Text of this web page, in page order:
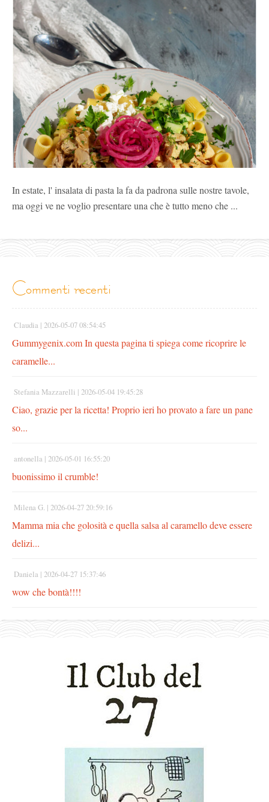
In estate, l' insalata di pasta la fa da padrona sulle nostre tavole,
ma oggi ve ne voglio presentare una che è tutto meno che ...
commenti recenti
Claudia | 2026-05-07 08:54:45
Gummygenix.com In questa pagina ti spiega come ricoprire le
caramelle...
Stefania Mazzarelli | 2026-05-04 19:45:28
Ciao, grazie per la ricetta! Proprio ieri ho provato a fare un pane
so...
antonella | 2026-05-01 16:55:20
buonissimo il crumble!
Milena G. | 2026-04-27 20:59:16
Mamma mia che golosità e quella salsa al caramello deve essere
delizi...
Daniela | 2026-04-27 15:37:46
wow che bontà!!!!